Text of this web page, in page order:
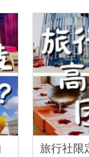
旅行社限